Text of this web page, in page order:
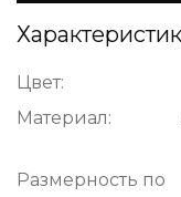
Цвет:
Материал:
Размерность по